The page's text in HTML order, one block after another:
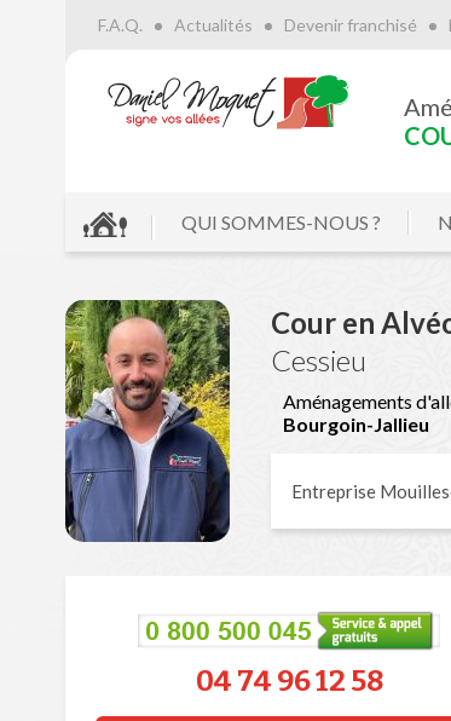
F.A.Q. Actualités Devenir franchisé
QUI SOMMES-NOUS ?
Cour en
Cessieu
Aménagements
Bourgoin-Jallieu
Entreprise
04 74 96 12 58